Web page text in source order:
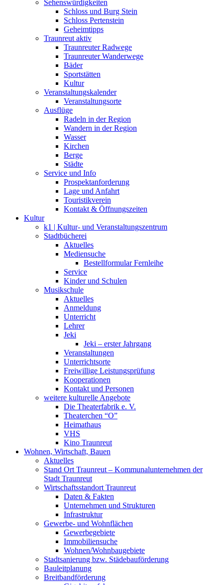
Sehenswürdigkeiten
Schloss und Burg Stein
Schloss Pertenstein
Geheimtipps
Traunreut aktiv
Traunreuter Radwege
Traunreuter Wanderwege
Bäder
Sportstätten
Kultur
Veranstaltungskalender
Veranstaltungsorte
Ausflüge
Radeln in der Region
Wandern in der Region
Wasser
Kirchen
Berge
Städte
Service und Info
Prospektanforderung
Lage und Anfahrt
Touristikverein
Kontakt & Öffnungszeiten
Kultur
k1 | Kultur- und Veranstaltungszentrum
Stadtbücherei
Aktuelles
Mediensuche
Bestellformular Fernleihe
Service
Kinder und Schulen
Musikschule
Aktuelles
Anmeldung
Unterricht
Lehrer
Jeki
Jeki – erster Jahrgang
Veranstaltungen
Unterrichtsorte
Freiwillige Leistungsprüfung
Kooperationen
Kontakt und Personen
weitere kulturelle Angebote
Die Theaterfabrik e. V.
Theaterchen “O”
Heimathaus
VHS
Kino Traunreut
Wohnen, Wirtschaft, Bauen
Aktuelles
Stand Ort Traunreut – Kommunalunternehmen der
Stadt Traunreut
Wirtschaftsstandort Traunreut
Daten & Fakten
Unternehmen und Strukturen
Infrastruktur
Gewerbe- und Wohnflächen
Gewerbegebiete
Immobiliensuche
Wohnen/Wohnbaugebiete
Stadtsanierung bzw. Städebauförderung
Bauleitplanung
Breitbandförderung